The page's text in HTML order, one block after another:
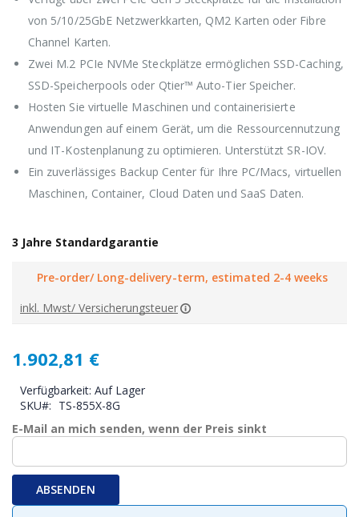
von 5/10/25GbE Netzwerkkarten, QM2 Karten oder Fibre
Channel Karten.
Zwei M.2 PCIe NVMe Steckplätze ermöglichen SSD-Caching,
SSD-Speicherpools oder Qtier™ Auto-Tier Speicher.
Hosten Sie virtuelle Maschinen und containerisierte
Anwendungen auf einem Gerät, um die Ressourcennutzung
und IT-Kostenplanung zu optimieren. Unterstützt SR-IOV.
Ein zuverlässiges Backup Center für Ihre PC/Macs, virtuellen
Maschinen, Container, Cloud Daten und SaaS Daten.
3 Jahre Standardgarantie
Pre-order/ Long-delivery-term, estimated 2-4 weeks
inkl. Mwst/ Versicherungsteuer
1.902,81 €
Verfügbarkeit: Auf Lager
SKU
TS-855X-8G
E-Mail an mich senden, wenn der Preis sinkt
ABSENDEN